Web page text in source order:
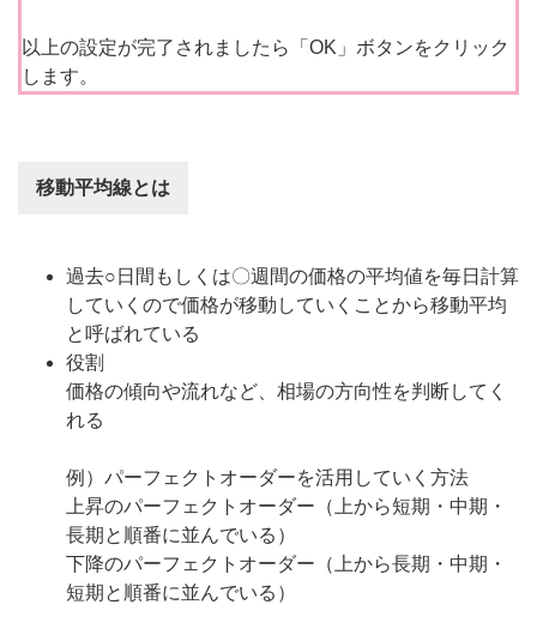
以上の設定が完了されましたら「OK」ボタンをクリック
します。
移動平均線とは
過去○日間もしくは〇週間の価格の平均値を毎日計算
していくので価格が移動していくことから移動平均
と呼ばれている
役割
価格の傾向や流れなど、相場の方向性を判断してく
れる
例）パーフェクトオーダーを活用していく方法
上昇のパーフェクトオーダー（上から短期・中期・
長期と順番に並んでいる）
下降のパーフェクトオーダー（上から長期・中期・
短期と順番に並んでいる）